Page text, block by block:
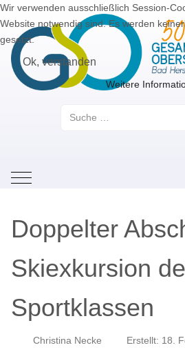
Mobile Menu Toggle
Doppelter
Skiexkursion
Sportklassen
Christina Necke Erstellt: 18.
Wir verwenden ausschließlich Session-
Website notwendig sind. Es werden
gesetzt.
Ok, verstanden
Weitere